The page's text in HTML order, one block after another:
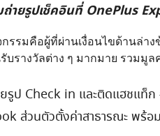
ถ่ายรูปเช็คอินที่OnePlus
รรมคือผู้ที่ผ่านเงื่อนไขด้านล่า
บรางวัลต่าง ๆ มากมาย รวมมู
รูป Check in และติดแฮชแท็
ส่วนตัวตั้งค่าสาธารณะ พร้